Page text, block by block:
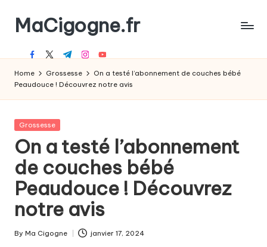
content
MaCigogne.fr
magazine
des
jeunes
parents
facebook.com
twitter.com
t.meinstagram.com
youtube.com
Home Grossesse
On a testé l’abonnement de couches bébé
Peaudouce ! Découvrez notre avis
Posted
Grossesse
On a testé l’abonnement
de couches bébé
Peaudouce ! Découvrez
notre avis
Posted
By Ma Cigogne janvier 17, 2024